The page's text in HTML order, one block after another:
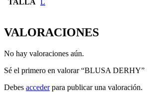
VALORACIONES
No hay valoraciones aún.
Sé el primero en valorar “BLUSA DERHY”
Debes accederpara publicar una valoración.